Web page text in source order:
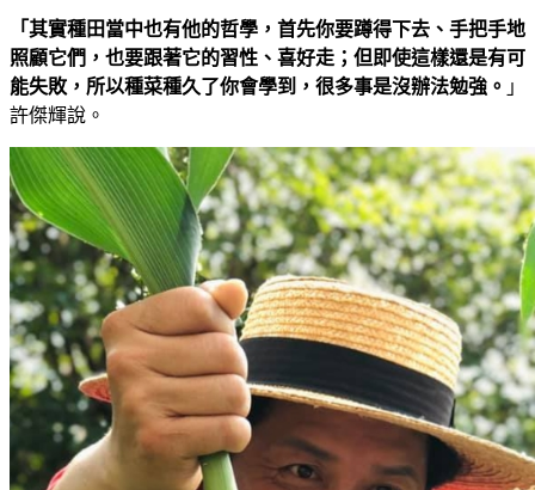
「其實種田當中也有他的哲學，首先你要蹲得下去、手把手地
照顧它們，也要跟著它的習性、喜好走；但即使這樣還是有可
能失敗，所以種菜種久了你會學到，很多事是沒辦法勉強。 」
許傑輝說。